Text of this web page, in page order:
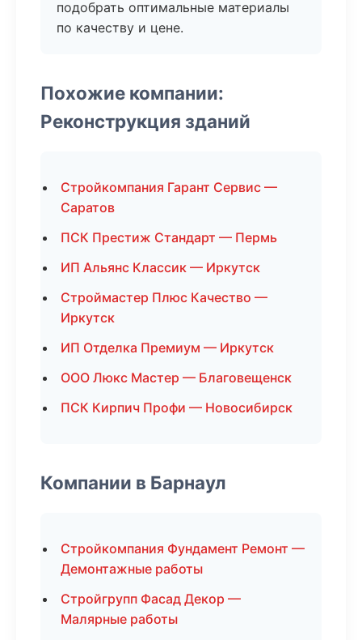
подобрать оптимальные материалы
по качеству и цене.
Похожие компании:
Реконструкция зданий
Стройкомпания Гарант Сервис —
Саратов
ПСК Престиж Стандарт — Пермь
ИП Альянс Классик — Иркутск
Строймастер Плюс Качество —
Иркутск
ИП Отделка Премиум — Иркутск
ООО Люкс Мастер — Благовещенск
ПСК Кирпич Профи — Новосибирск
Компании в Барнаул
Стройкомпания Фундамент Ремонт —
Демонтажные работы
Стройгрупп Фасад Декор —
Малярные работы